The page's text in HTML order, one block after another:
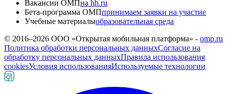
Вакансии ОМПна hh.ru
Бета-программа ОМПпринимаем заявки на участие
Учебные материалыобразовательная среда
© 2016–2026 ООО «Открытая мобильная платформа» - omp.ru
Политика обработки персональных данныхСогласие на
обработку персональных данныхПравила использования
cookiesУсловия использованияИспользуемые технологии